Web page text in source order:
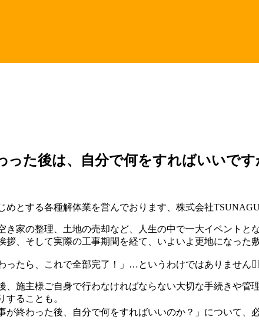
った後は、自分で何をすればいいです
めとする各種解体業を営んでおります、株式会社TSUNAGU
き家の整理、土地の売却など、人生の中で一大イベントと
拶、そして実際の工事期間を経て、いよいよ更地になっ
ったら、これで全部完了！」…というわけではありません
、施主様ご自身で行わなければならない大切な手続きや
することも。
が終わった後、自分で何をすればいいのか？」について、